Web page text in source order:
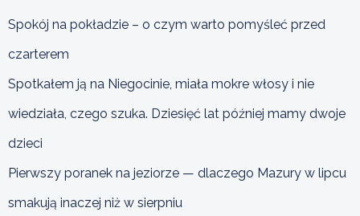
Spokój na pokładzie – o czym warto pomyśleć przed
czarterem
Spotkałem ją na Niegocinie, miała mokre włosy i nie
wiedziała, czego szuka. Dziesięć lat później mamy dwoje
dzieci
Pierwszy poranek na jeziorze — dlaczego Mazury w lipcu
smakują inaczej niż w sierpniu